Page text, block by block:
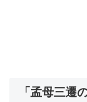
「孟母三遷